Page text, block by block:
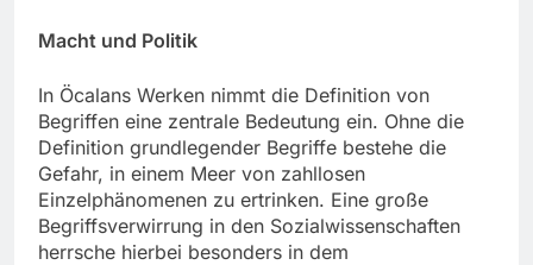
Macht und Politik
In Öcalans Werken nimmt die Definition von
Begriffen eine zentrale Bedeutung ein. Ohne die
Definition grundlegender Begriffe bestehe die
Gefahr, in einem Meer von zahllosen
Einzelphänomenen zu ertrinken. Eine große
Begriffsverwirrung in den Sozialwissenschaften
herrsche hierbei besonders in dem